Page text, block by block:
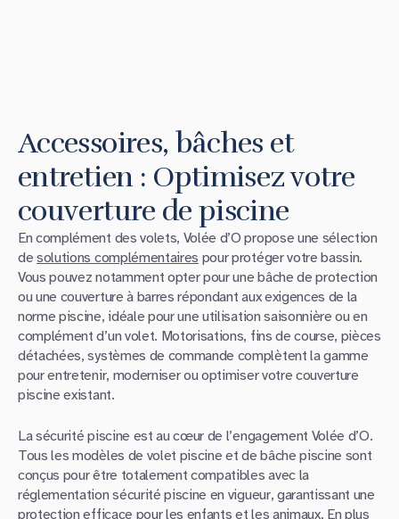
Accessoires, bâches et
entretien : Optimisez votre
couverture de piscine
En complément des volets, Volée d’O propose une sélection
desolutions complémentaires pour protéger votre bassin.
Vous pouvez notamment opter pour une bâche de protection
ou une couverture à barres répondant aux exigences de la
norme piscine, idéale pour une utilisation saisonnière ou en
complément d’un volet. Motorisations, fins de course, pièces
détachées, systèmes de commande complètent la gamme
pour entretenir, moderniser ou optimiser votre couverture
piscine existant.
La sécurité piscine est au cœur de l’engagement Volée d’O.
Tous les modèles de volet piscine et de bâche piscine sont
conçus pour être totalement compatibles avec la
réglementation sécurité piscine en vigueur, garantissant une
protection efficace pour les enfants et les animaux. En plus